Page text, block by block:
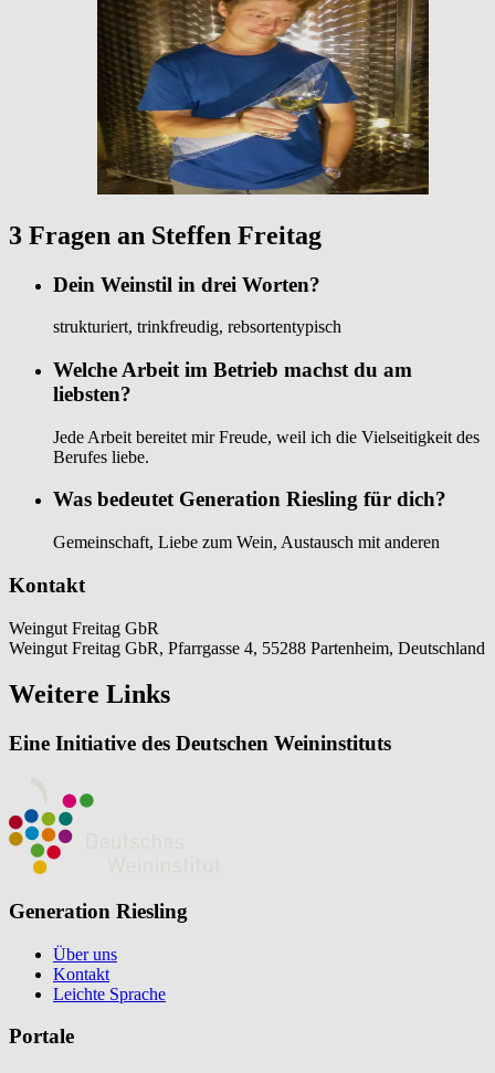
3 Fragen an Steffen Freitag
Dein Weinstil in drei Worten?
strukturiert, trinkfreudig, rebsortentypisch
Welche Arbeit im Betrieb machst du am
liebsten?
Jede Arbeit bereitet mir Freude, weil ich die Vielseitigkeit des
Berufes liebe.
Was bedeutet Generation Riesling für dich?
Gemeinschaft, Liebe zum Wein, Austausch mit anderen
Kontakt
Weingut Freitag GbR
Weingut Freitag GbR, Pfarrgasse 4, 55288 Partenheim, Deutschland
Weitere Links
Eine Initiative des Deutschen Weininstituts
Generation Riesling
Über uns
Kontakt
Leichte Sprache
Portale